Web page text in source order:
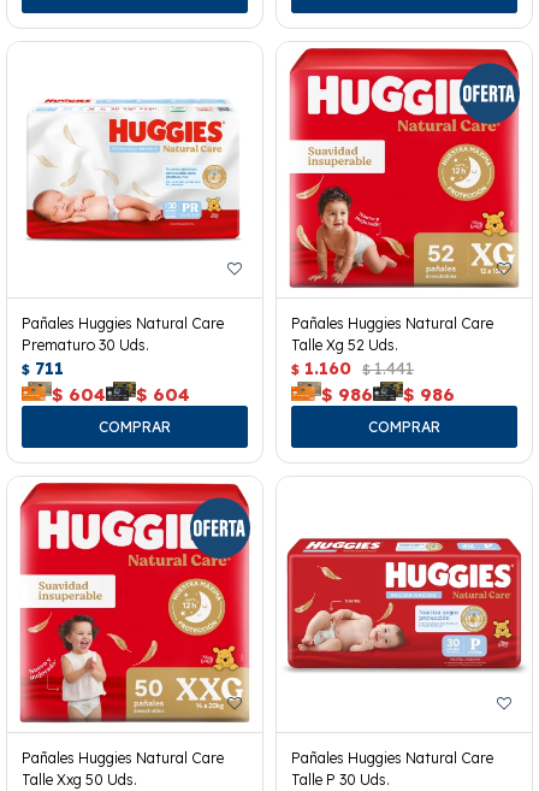
Pañales Huggies Natural Care
Prematuro 30 Uds.
$ 711
$ 604 $ 604
Pañales Huggies Natural Care
Talle Xg 52 Uds.
$ 1.160 $ 1.441
$ 986 $ 986
Pañales Huggies Natural Care
Talle Xxg 50 Uds.
Pañales Huggies Natural Care
Talle P 30 Uds.